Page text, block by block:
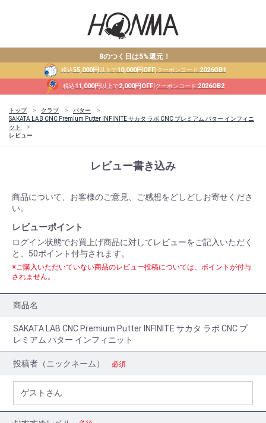
8のつく日は5%還元！
税込55,000円 以上で10,000円OFF|クーポンコード:2026OB1
税込11,000円 以上で2,000円OFF|クーポンコード:2026OB2
トップ クラブ
パター
SAKATA LAB CNC Premium Putter INFINITE サカタ ラボ CNC プレミアム パター インフィニ
ット
レビュー
レビュー書き込み
商品について、お客様のご意見、ご感想をどしどしお寄せくださ
い。
レビューポイント
ログイン状態でお買上げ商品に対してレビューをご記入いただく
と、50ポイント付与されます。
※ご購入いただいていない商品のレビュー投稿については、ポイントが付与
されません。
商品名
SAKATA LAB CNC Premium Putter INFINITE サカタ ラボ CNC プ
レミアム パター インフィニット
投稿者（ニックネーム） 必須